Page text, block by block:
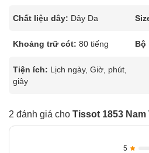
Chất liệu dây: Dây Da
Khoảng trữ cót: 80 tiếng Bộ
Tiện ích: Lịch ngày, Giờ, phút,
giây
2 đánh giá cho Tissot 1853 Nam
5